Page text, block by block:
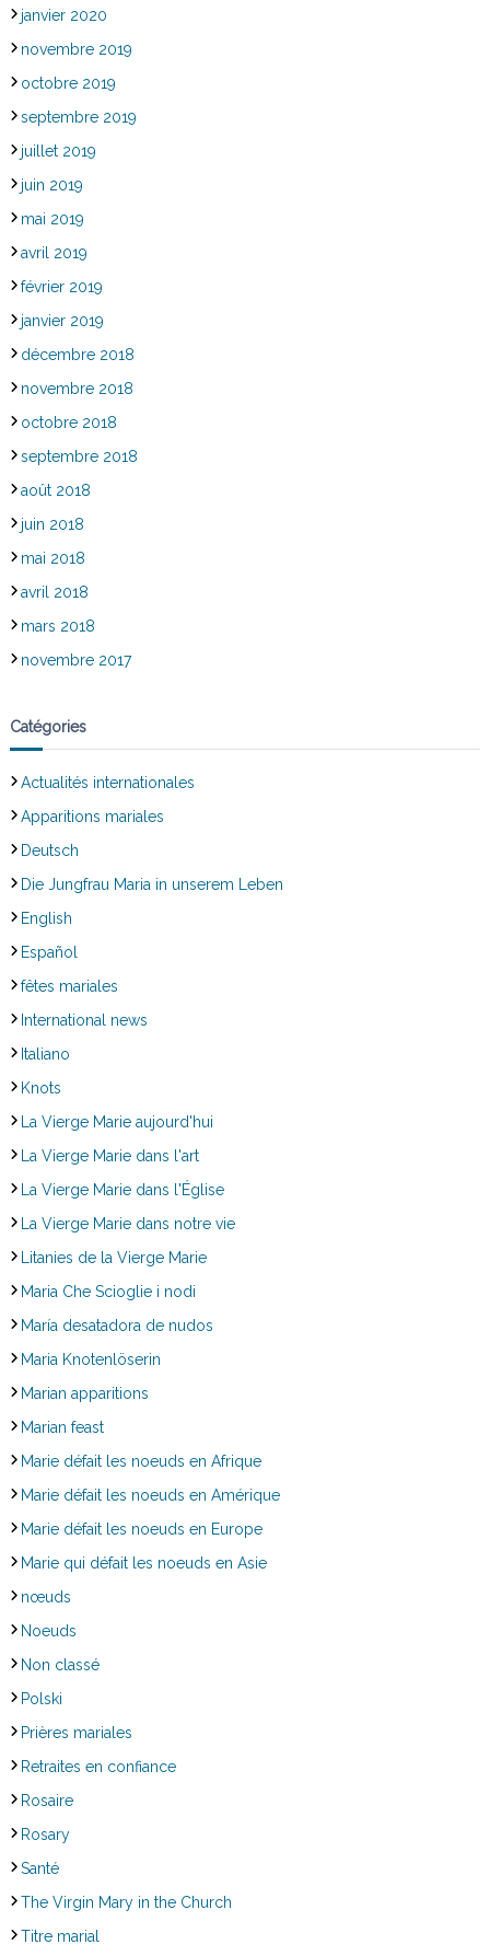
janvier 2020
novembre 2019
octobre 2019
septembre 2019
juillet 2019
juin 2019
mai 2019
avril 2019
février 2019
janvier 2019
décembre 2018
novembre 2018
octobre 2018
septembre 2018
août 2018
juin 2018
mai 2018
avril 2018
mars 2018
novembre 2017
Catégories
Actualités internationales
Apparitions mariales
Deutsch
Die Jungfrau Maria in unserem Leben
English
Español
fêtes mariales
International news
Italiano
Knots
La Vierge Marie aujourd'hui
La Vierge Marie dans l'art
La Vierge Marie dans l'Église
La Vierge Marie dans notre vie
Litanies de la Vierge Marie
Maria Che Scioglie i nodi
María desatadora de nudos
Maria Knotenlöserin
Marian apparitions
Marian feast
Marie défait les noeuds en Afrique
Marie défait les noeuds en Amérique
Marie défait les noeuds en Europe
Marie qui défait les noeuds en Asie
nœuds
Noeuds
Non classé
Polski
Prières mariales
Retraites en confiance
Rosaire
Rosary
Santé
The Virgin Mary in the Church
Titre marial